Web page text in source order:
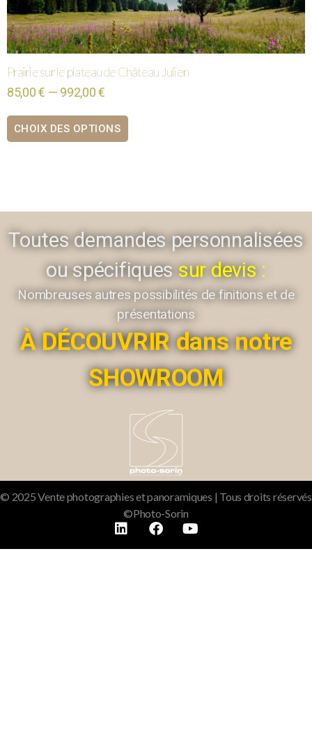
Prairie sur le plateau de Château Julien
85,00 € — 992,00 €
CHOIX DES OPTIONS
Toutes demandes personnalisées
ou spécifiquessur devis :
Nombreuses autres possibilités de finitions et de
présentations
À DÉCOUVRIR dans notre
SHOWROOM
© 2025 Vente photographies et panoramiques | Tous droits réservés
©Photo-Sorin